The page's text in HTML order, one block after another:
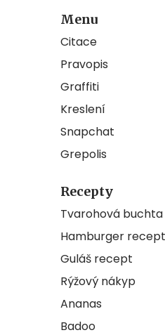
Menu
Citace
Pravopis
Graffiti
Kreslení
Snapchat
Grepolis
Recepty
Tvarohová buchta
Hamburger recept
Guláš recept
Rýžový nákyp
Ananas
Badoo